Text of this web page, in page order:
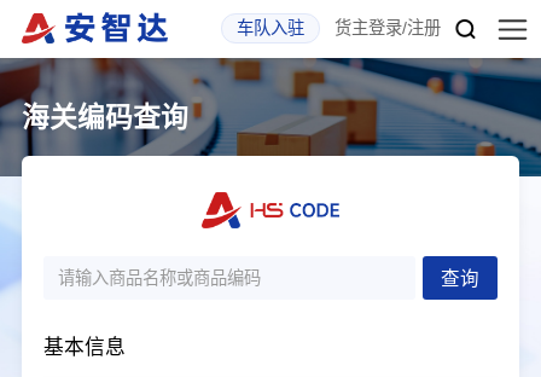
车队入驻 货主登录/注册
海关编码查询
基本信息